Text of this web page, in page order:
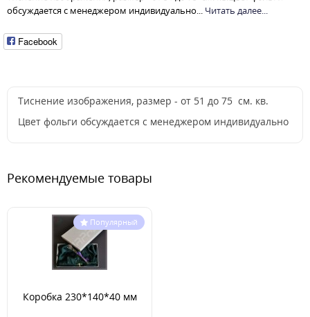
обсуждается с менеджером индивидуально... Читать далее...
Facebook
Тиснение изображения, размер - от 51 до 75 см. кв.
Цвет фольги обсуждается с менеджером индивидуально
Рекомендуемые товары
Популярный
Коробка 230*140*40 мм